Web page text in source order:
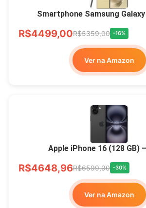
Smartphone Samsung
R$4499,00R$5359,00 -16%
Ver na Amazon
Apple iPhone 16 (128 GB)
R$4648,96R$6599,90 -30%
Ver na Amazon